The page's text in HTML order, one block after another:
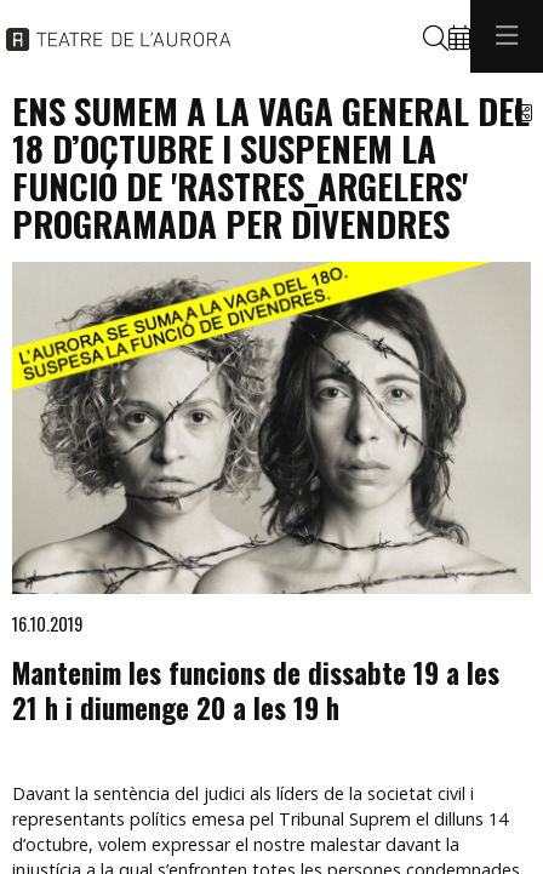
Cerca
ENS SUMEM A LA VAGA GENERAL DEL
18 D’OCTUBRE I SUSPENEM LA
FUNCIÓ DE 'RASTRES_ARGELERS'
PROGRAMADA PER DIVENDRES
Diapositiva 1 de 1
16.10.2019
Mantenim les funcions de dissabte 19 a les
21 h i diumenge 20 a les 19 h
Davant la sentència del judici als líders de la societat civil i
representants polítics emesa pel Tribunal Suprem el dilluns 14
d’octubre, volem expressar el nostre malestar davant la